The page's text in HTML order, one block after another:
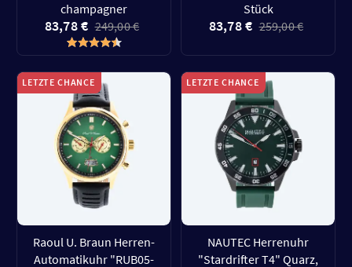
champagner
83,78 € 249,00 €
Stück
83,78 € 259,00 €
LETZTE CHANCE
Raoul U. Braun Herren-
Automatikuhr "RUB05-
LETZTE CHANCE
NAUTEC Herrenuhr
"Stardrifter T4" Quarz,